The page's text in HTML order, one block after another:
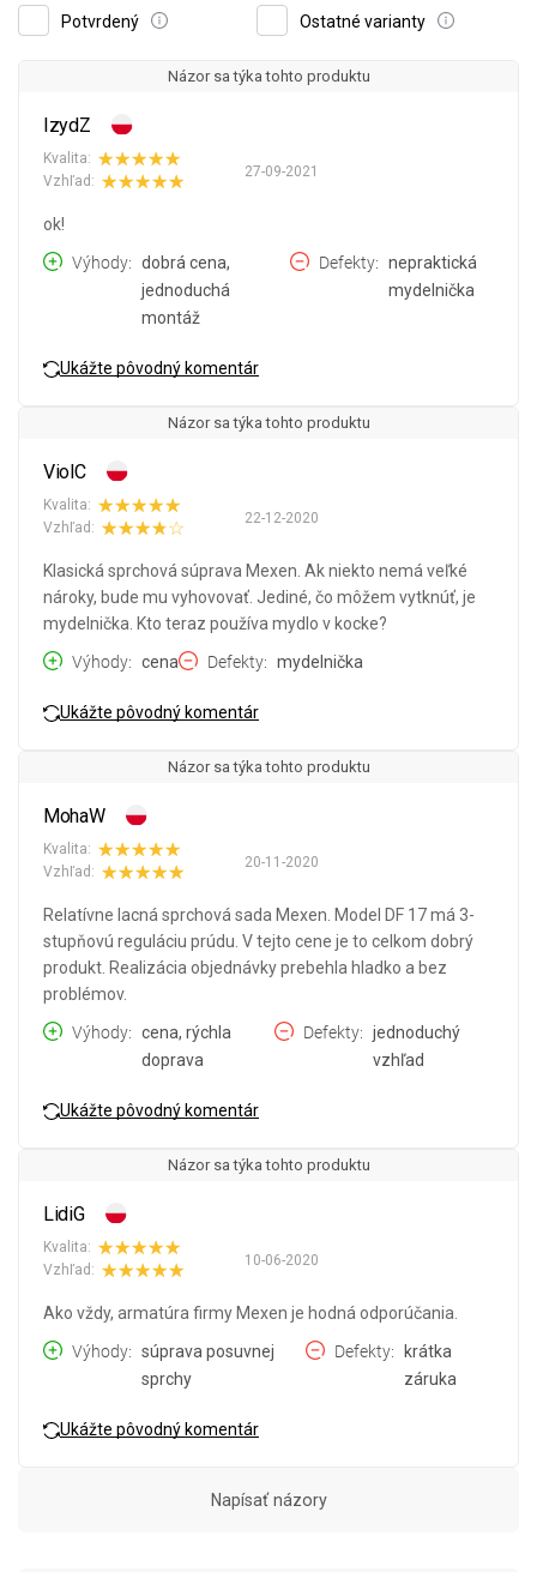
Potvrdený Ostatné varianty
Názor sa týka tohto produktu
IzydZ
27-09-2021
Kvalita:
Vzhľad:
ok!
Výhody
dobrá cena,
jednoduchá
montáž
Defekty
nepraktická
mydelnička
Ukážte pôvodný komentár
Názor sa týka tohto produktu
ViolC
22-12-2020
Kvalita:
Vzhľad:
Klasická sprchová súprava Mexen. Ak niekto nemá veľké
nároky, bude mu vyhovovať. Jediné, čo môžem vytknúť, je
mydelnička. Kto teraz používa mydlo v kocke?
Výhody
cena Defekty mydelnička
Ukážte pôvodný komentár
Názor sa týka tohto produktu
MohaW
20-11-2020
Kvalita:
Vzhľad:
Relatívne lacná sprchová sada Mexen. Model DF 17 má 3-
stupňovú reguláciu prúdu. V tejto cene je to celkom dobrý
produkt. Realizácia objednávky prebehla hladko a bez
problémov.
Výhody
cena, rýchla
doprava
Defekty
jednoduchý
vzhľad
Ukážte pôvodný komentár
Názor sa týka tohto produktu
LidiG
10-06-2020
Kvalita:
Vzhľad:
Ako vždy, armatúra firmy Mexen je hodná odporúčania.
Výhody
súprava posuvnej
sprchy
Defekty
krátka
záruka
Ukážte pôvodný komentár
Napísať názory